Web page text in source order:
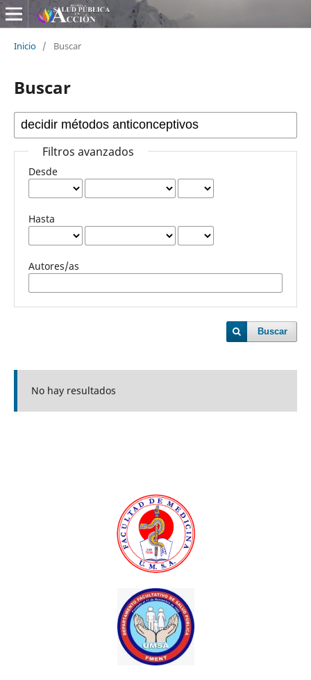
Inicio / Buscar
Buscar
Filtros avanzados
Desde
Hasta
Autores/as
Buscar
No hay resultados